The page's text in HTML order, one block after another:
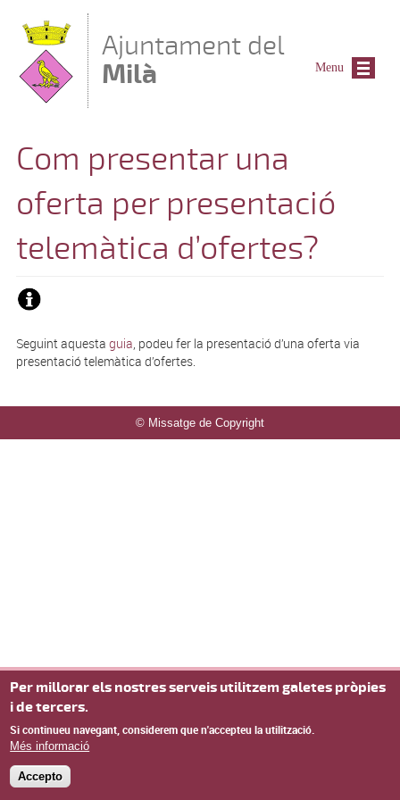
Ajuntament del
Milà
Com presentar una
oferta per presentació
telemàtica d’ofertes?
Seguint aquesta guia, podeu fer la presentació d’una oferta via
presentació telemàtica d’ofertes.
© Missatge de Copyright
Menu
Per millorar els nostres serveis utilitzem galetes pròpies
i de tercers.
Si continueu navegant, considerem que n'accepteu la utilització.
Més informació
Accepto